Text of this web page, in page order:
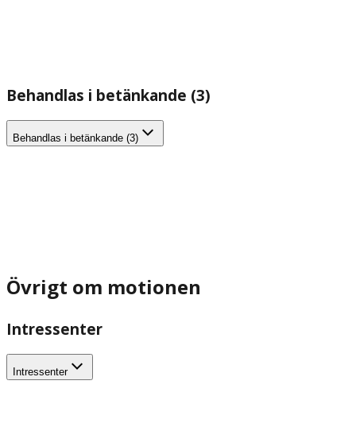
Behandlas i betänkande (3)
Behandlas i betänkande (3)
Övrigt om motionen
Intressenter
Intressenter